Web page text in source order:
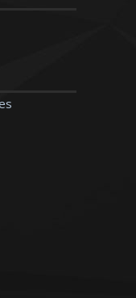
en Angleterre
des cours
tous les
la
sont